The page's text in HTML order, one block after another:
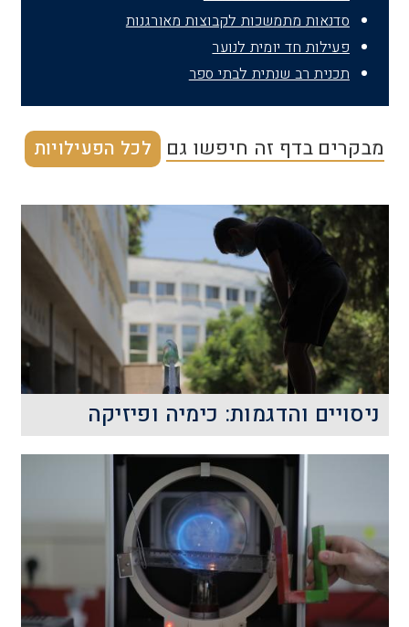
סדנאות מתמשכות לקבוצות מאורגנות
פעילות חד יומית לנוער
תכנית רב שנתית לבתי ספר
מבקרים בדף זה חיפשו גם לכל הפעילויות
ניסויים והדגמות בכימיה ובפיזיקה:
ניסויים והדגמות: כימיה ופיזיקה